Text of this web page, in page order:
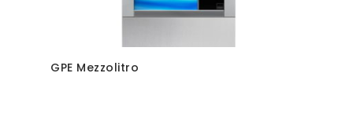
GPE Mezzolitro